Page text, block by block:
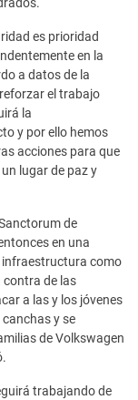
es prioridad
en la
a datos de la
el trabajo
la
y por ello hemos
acciones para que
lugar de paz y
de
en una
infraestructura como
contra de las
a las y los jóvenes
y se
de Volkswagen
trabajando de